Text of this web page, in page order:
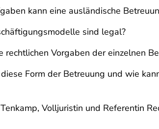
kann eine ausländische
sind legal?
rechtlichen Vorgaben der einzelnen
Form der Betreuung und wie
Volljuristin und Referentin